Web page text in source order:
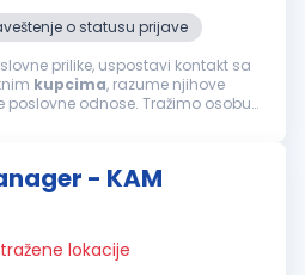
o statusu prijave
prilike, uspostavi kontakt sa
kupcima, razume njihove
poslovne odnose. Tražimo osobu
- KAM
lokacije